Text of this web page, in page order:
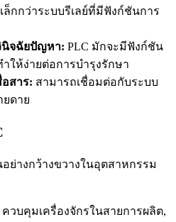
ล็กกว่าระบบรีเลย์ที่มีฟังก์ชันการ
นิจฉัยปัญหา: PLC มักจะมีฟังก์ชัน
ให้ง่ายต่อการบำรุงรักษา
สาร: สามารถเชื่อมต่อกับระบบ
ยดาย
ย่างกว้างขวางในอุตสาหกรรม
ควบคุมเครื่องจักรในสายการผลิต,